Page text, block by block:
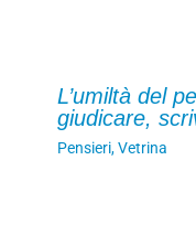
L’umiltà del
giudicare,
Pensieri,Vetrina